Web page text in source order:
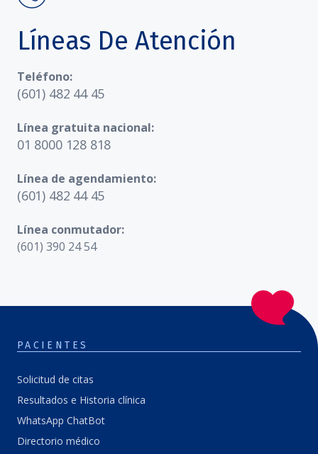
Líneas De Atención
Teléfono:
(601) 482 44 45
Línea gratuita nacional:
01 8000 128 818
Línea de agendamiento:
(601) 482 44 45
Línea conmutador:
(601) 390 24 54
PACIENTES
Solicitud de citas
Resultados e Historia clínica
WhatsApp ChatBot
Directorio médico